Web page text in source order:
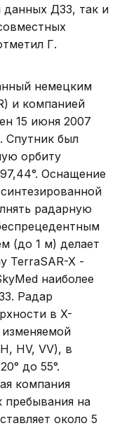
данных ДЗЗ, так и
Г.
немецким
и компанией
15 июня 2007
Спутник был
орбиту
Оснащение
радарную
(до 1 м) делает
TerraSAR-X -
наиболее
Радар
в X-
HV, VV), в
до 55°.
компания
пребывания на
около 5